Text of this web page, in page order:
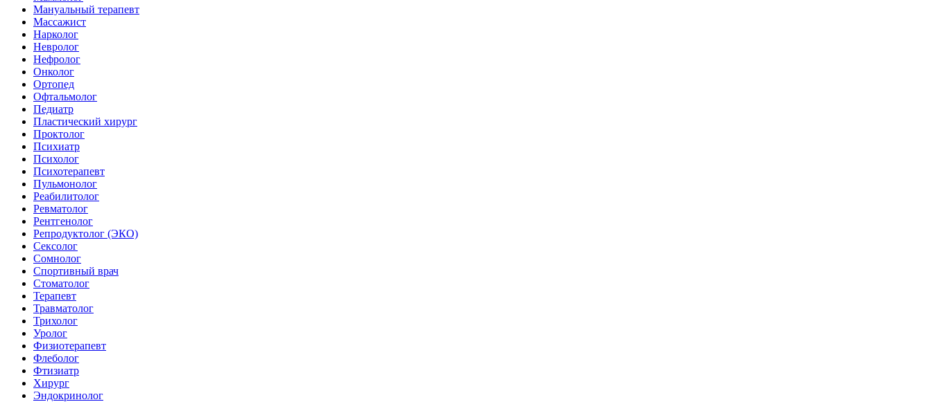
Мануальный терапевт
Массажист
Нарколог
Невролог
Нефролог
Онколог
Ортопед
Офтальмолог
Педиатр
Пластический хирург
Проктолог
Психиатр
Психолог
Психотерапевт
Пульмонолог
Реабилитолог
Ревматолог
Рентгенолог
Репродуктолог (ЭКО)
Сексолог
Сомнолог
Спортивный врач
Стоматолог
Терапевт
Травматолог
Трихолог
Уролог
Физиотерапевт
Флеболог
Фтизиатр
Хирург
Эндокринолог